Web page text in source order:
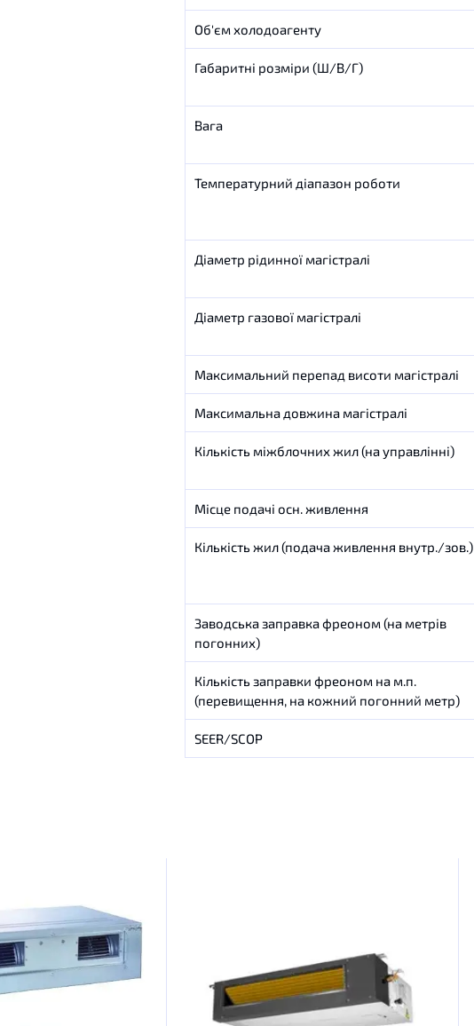
Об'єм холодоагенту
Габаритні розміри (Ш/В/Г)
Вага
Температурний діапазон роботи
Діаметр рідинної магістралі
Діаметр газової магістралі
Максимальний перепад висоти магістралі
Максимальна довжина магістралі
Кількість міжблочних жил (на управлінні)
Місце подачі осн. живлення
Кількість жил (подача живлення внутр./зов.)
Заводська заправка фреоном (на метрів
погонних)
Кількість заправки фреоном на м.п.
(перевищення, на кожний погонний метр)
SEER/SCOP